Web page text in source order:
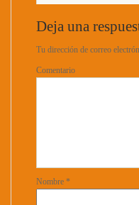
Deja una
Tu dirección de correo
Comentario
Nombre *